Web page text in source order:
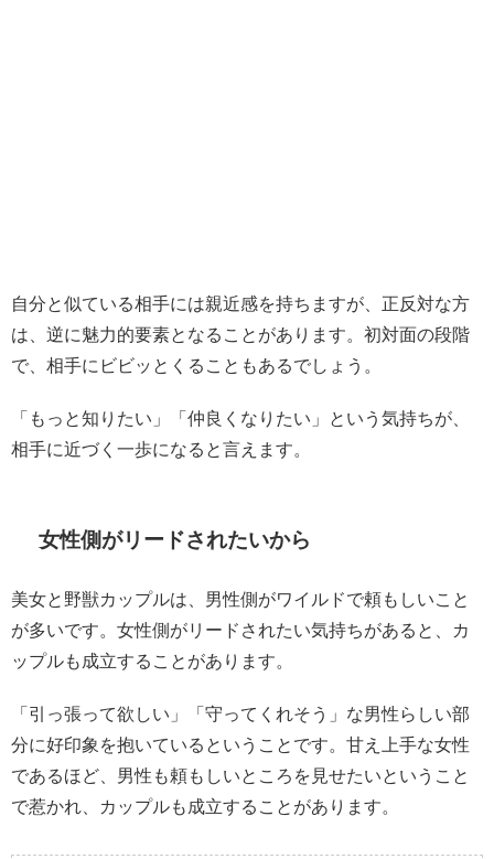
自分と似ている相手には親近感を持ちますが、正反対な方
は、逆に魅力的要素となることがあります。初対面の段階
で、相手にビビッとくることもあるでしょう。
「もっと知りたい」「仲良くなりたい」という気持ちが、
相手に近づく一歩になると言えます。
女性側がリードされたいから
美女と野獣カップルは、男性側がワイルドで頼もしいこと
が多いです。女性側がリードされたい気持ちがあると、カ
ップルも成立することがあります。
「引っ張って欲しい」「守ってくれそう」な男性らしい部
分に好印象を抱いているということです。甘え上手な女性
であるほど、男性も頼もしいところを見せたいということ
で惹かれ、カップルも成立することがあります。